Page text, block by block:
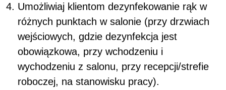
Umożliwiaj klientom dezynfekowanie rąk w
różnych punktach w salonie (przy drzwiach
wejściowych, gdzie dezynfekcja jest
obowiązkowa, przy wchodzeniu i
wychodzeniu z salonu, przy recepcji/strefie
roboczej, na stanowisku pracy).